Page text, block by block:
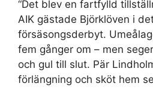
“Det blev en fartfylld
AIK gästade Björklöven i
försäsongsderbyt.
fem gånger om – men
och gul till slut. Pär
förlängning och sköt hem